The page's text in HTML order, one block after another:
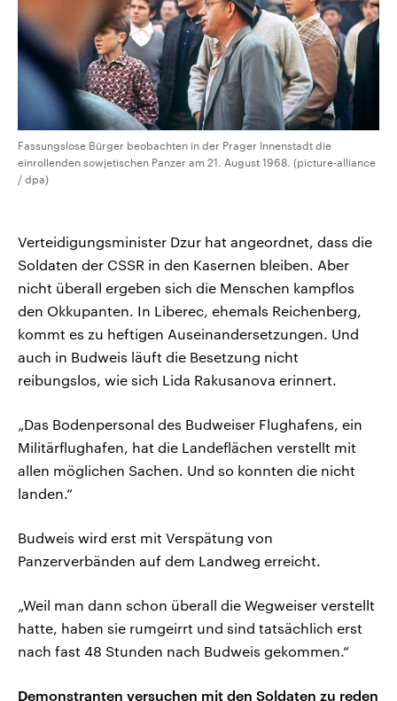
Fassungslose Bürger beobachten in der Prager Innenstadt die
einrollenden sowjetischen Panzer am 21. August 1968. (picture-alliance
/ dpa)
Verteidigungsminister Dzur hat angeordnet, dass die
Soldaten der CSSR in den Kasernen bleiben. Aber
nicht überall ergeben sich die Menschen kampflos
den Okkupanten. In Liberec, ehemals Reichenberg,
kommt es zu heftigen Auseinandersetzungen. Und
auch in Budweis läuft die Besetzung nicht
reibungslos, wie sich Lida Rakusanova erinnert.
„Das Bodenpersonal des Budweiser Flughafens, ein
Militärflughafen, hat die Landeflächen verstellt mit
allen möglichen Sachen. Und so konnten die nicht
landen.“
Budweis wird erst mit Verspätung von
Panzerverbänden auf dem Landweg erreicht.
„Weil man dann schon überall die Wegweiser verstellt
hatte, haben sie rumgeirrt und sind tatsächlich erst
nach fast 48 Stunden nach Budweis gekommen.“
Demonstranten versuchen mit den Soldaten zu reden